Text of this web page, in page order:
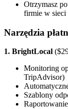
Otrzymasz
firmie w sieci
Narzędzia
1. BrightLocal
Monitoring
TripAdvisor)
Szablony